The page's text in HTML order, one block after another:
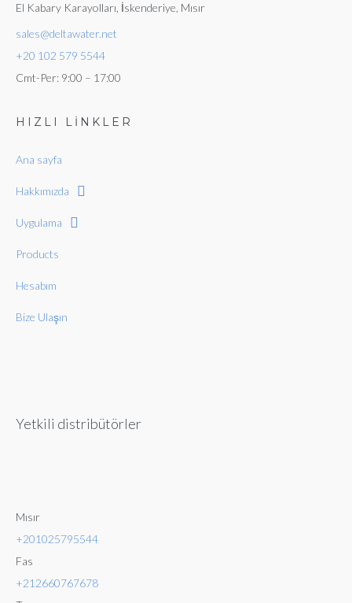
El Kabary Karayolları, İskenderiye, Mısır
sales@deltawater.net
+20 102 579 5544
Cmt-Per: 9:00 – 17:00
HIZLI LİNKLER
Ana sayfa
Hakkımızda
Uygulama
Products
Hesabım
Bize Ulaşın
Yetkili distribütörler
Mısır
+201025795544
Fas
+212660767678